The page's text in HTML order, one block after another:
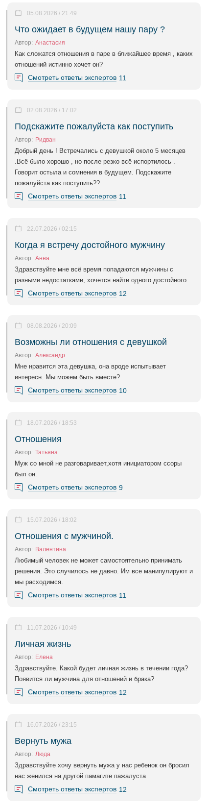
Что ожидает в будущем нашу пару ?
05.08.2026 / 21:49
Автор: Анастасия
Как сложатся отношения в паре в ближайшее время , каких
отношений истинно хочет он?
Смотреть ответы экспертов 11
Подскажите пожалуйста как поступить
02.08.2026 / 17:02
Автор: Ридван
Добрый день ! Встречались с девушкой около 5 месяцев
.Всё было хорошо , но после резко всё испортилось .
Говорит остыла и сомнения в будущем. Подскажите
пожалуйста как поступить??
Смотреть ответы экспертов 11
Когда я встречу достойного мужчину
22.07.2026 / 02:15
Автор: Анна
Здравствуйте мне всё время попадаются мужчины с
разными недостатками, хочется найти одного достойного
Смотреть ответы экспертов 12
Возможны ли отношения с девушкой
08.08.2026 / 20:09
Автор: Александр
Мне нравится эта девушка, она вроде испытывает
интересн. Мы можем быть вместе?
Смотреть ответы экспертов 10
Отношения
18.07.2026 / 18:53
Автор: Татьяна
Муж со мной не разговаривает,хотя инициатором ссоры
был он.
Смотреть ответы экспертов 9
Отношения с мужчиной.
15.07.2026 / 18:02
Автор: Валентина
Любимый человек не может самостоятельно принимать
решения. Это случилось не давно. Им все манипулируют и
мы расходимся.
Смотреть ответы экспертов 11
Личная жизнь
11.07.2026 / 10:49
Автор: Елена
Здравствуйте. Какой будет личная жизнь в течении года?
Появится ли мужчина для отношений и брака?
Смотреть ответы экспертов 12
Вернуть мужа
16.07.2026 / 23:15
Автор: Люда
Здравствуйте хочу вернуть мужа у нас ребенок он бросил
нас женился на другой памагите пажалуста
Смотреть ответы экспертов 12